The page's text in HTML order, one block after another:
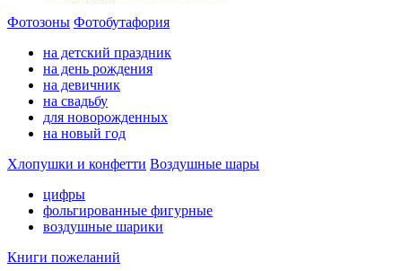
Фотозоны Фотобутафория
на детский праздник
на день рождения
на девичник
на свадьбу
для новорожденных
на новый год
Хлопушки и конфетти Воздушные шары
цифры
фольгированные фигурные
воздушные шарики
Книги пожеланий